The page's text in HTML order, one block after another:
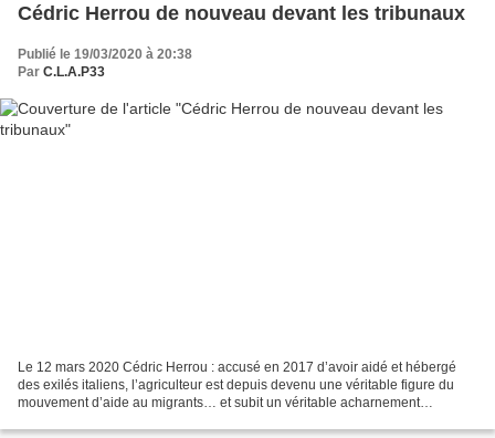
Cédric Herrou de nouveau devant les tribunaux
Publié le 19/03/2020 à 20:38
Par C.L.A.P33
Le 12 mars 2020 Cédric Herrou : accusé en 2017 d’avoir aidé et hébergé
des exilés italiens, l’agriculteur est depuis devenu une véritable figure du
mouvement d’aide au migrants… et subit un véritable acharnement